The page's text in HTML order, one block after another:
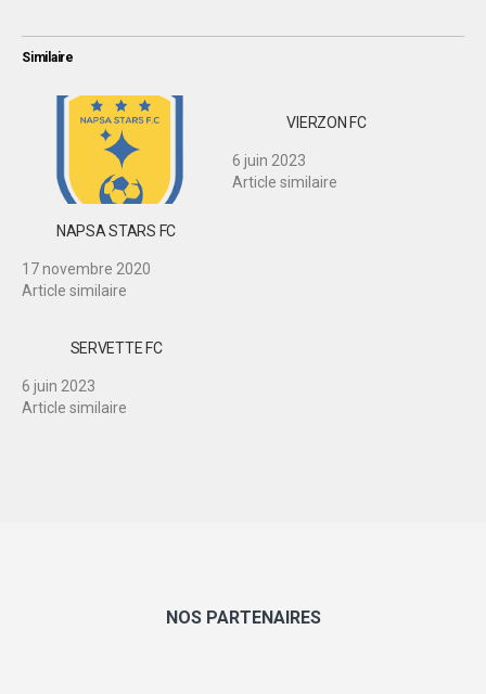
Similaire
NAPSA STARS FC
17 novembre 2020
Article similaire
VIERZON FC
6 juin 2023
Article similaire
SERVETTE FC
6 juin 2023
Article similaire
NOS PARTENAIRES